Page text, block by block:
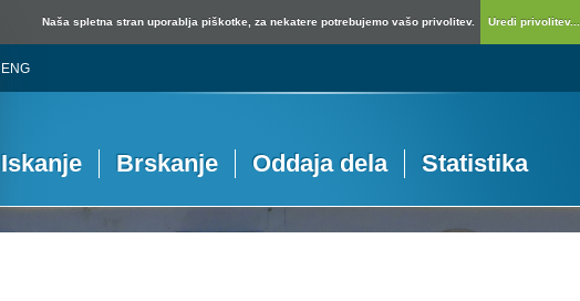
Naša spletna stran uporablja piškotke, za nekatere potrebujemo vašo privolitev. Uredi privolitev...
ENG
Iskanje Brskanje Oddaja dela Statistika